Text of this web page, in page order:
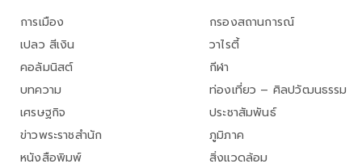
การเมือง
เปลว สีเงิน
คอลัมนิสต์
บทความ
เศรษฐกิจ
ข่าวพระราชสำนัก
หนังสือพิมพ์
กรองสถานการณ์
วาไรตี้
กีฬา
ท่องเที่ยว – ศิลปวัฒนธรรม
ประชาสัมพันธ์
ภูมิภาค
สิ่งแวดล้อม